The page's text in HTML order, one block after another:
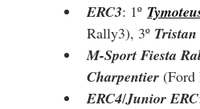
ERC3: 1º
Rally3), 3º
M-Sport Fiesta
Charpentier
ERC4/Junior ERC